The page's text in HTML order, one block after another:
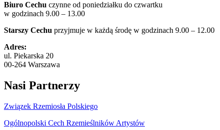
Biuro Cechu czynne od poniedziałku do czwartku
w godzinach 9.00 – 13.00
Starszy Cechu przyjmuje w każdą środę w godzinach 9.00 – 12.00
Adres:
ul. Piekarska 20
00-264 Warszawa
Nasi Partnerzy
Związek Rzemiosła Polskiego
Ogólnopolski Cech Rzemieślników Artystów